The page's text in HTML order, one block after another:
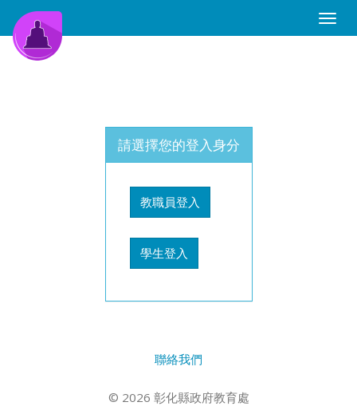
Toggle
請選擇您的登入身分
教職員登入
學生登入
聯絡我們
© 2026 彰化縣政府教育處